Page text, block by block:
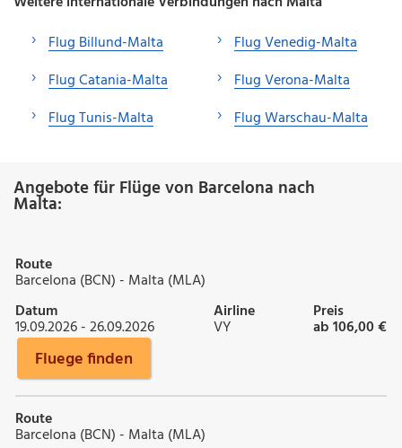
Flug Billund-Malta
Flug Catania-Malta
Flug Tunis-Malta
Flug Venedig-Malta
Flug Verona-Malta
Flug Warschau-Malta
Angebote für Flüge von Barcelona nach
Malta:
Route
Barcelona (BCN) - Malta (MLA)
Datum
19.09.2026 - 26.09.2026
Airline
VY
Preis
ab 106,00 €
Fluege finden
Route
Barcelona (BCN) - Malta (MLA)